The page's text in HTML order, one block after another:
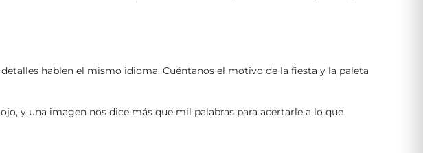
hablen el mismo idioma. Cuéntanos el motivo de la fiesta y la paleta
y una imagen nos dice más que mil palabras para acertarle a lo que